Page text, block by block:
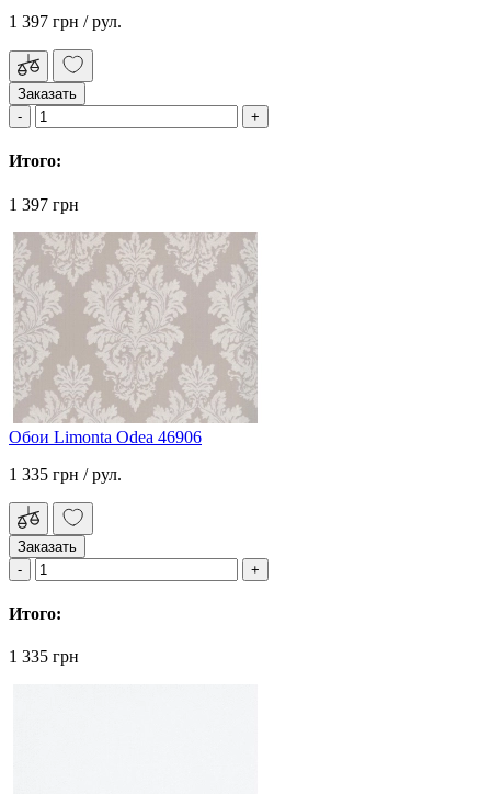
1 397 грн / рул.
Заказать
Итого:
1 397 грн
Обои Limonta Odea 46906
1 335 грн / рул.
Заказать
Итого:
1 335 грн